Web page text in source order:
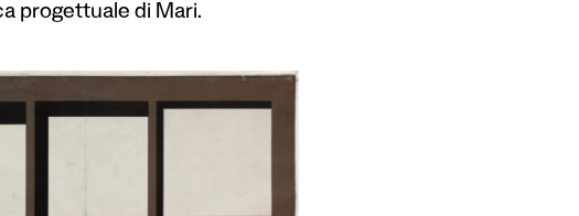
progettuale di Mari.